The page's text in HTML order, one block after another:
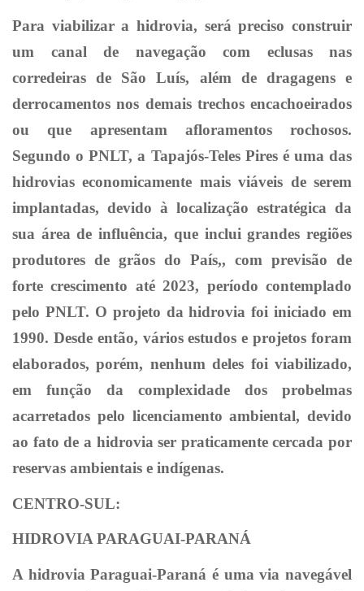
Para viabilizar a hidrovia, será preciso construir
um canal de navegação com eclusas nas
corredeiras de São Luís, além de dragagens e
derrocamentos nos demais trechos encachoeirados
ou que apresentam afloramentos rochosos.
Segundo o PNLT, a Tapajós-Teles Pires é uma das
hidrovias economicamente mais viáveis de serem
implantadas, devido à localização estratégica da
sua área de influência, que inclui grandes regiões
produtores de grãos do País,, com previsão de
forte crescimento até 2023, período contemplado
pelo PNLT. O projeto da hidrovia foi iniciado em
1990. Desde então, vários estudos e projetos foram
elaborados, porém, nenhum deles foi viabilizado,
em função da complexidade dos probelmas
acarretados pelo licenciamento ambiental, devido
ao fato de a hidrovia ser praticamente cercada por
reservas ambientais e indígenas.
CENTRO-SUL:
HIDROVIA PARAGUAI-PARANÁ
A hidrovia Paraguai-Paraná é uma via navegável